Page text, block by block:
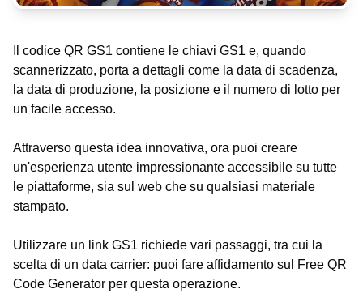
Il codice QR GS1 contiene le chiavi GS1 e, quando
scannerizzato, porta a dettagli come la data di scadenza,
la data di produzione, la posizione e il numero di lotto per
un facile accesso.
Attraverso questa idea innovativa, ora puoi creare
un'esperienza utente impressionante accessibile su tutte
le piattaforme, sia sul web che su qualsiasi materiale
stampato.
Utilizzare un link GS1 richiede vari passaggi, tra cui la
scelta di un data carrier: puoi fare affidamento sul Free QR
Code Generator per questa operazione.